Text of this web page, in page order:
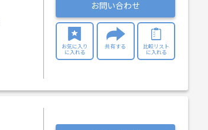
お問い合わせ
お気に入り
に入れる
共有する
比較リスト
に入れる